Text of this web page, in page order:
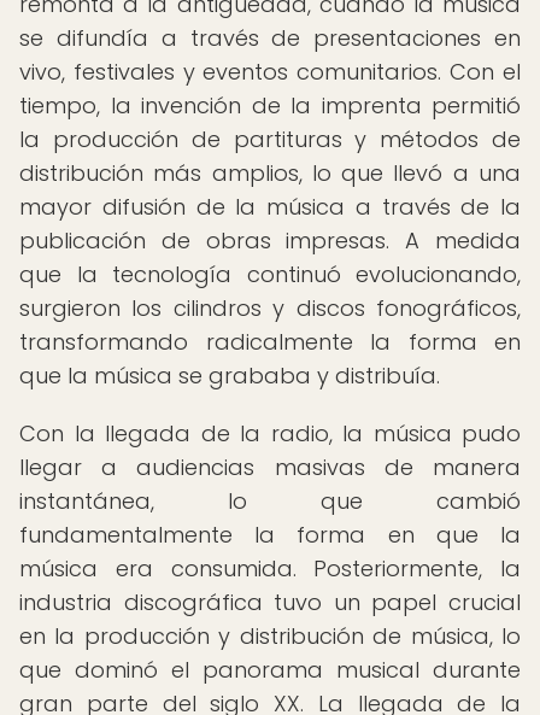
se difundía a través de presentaciones en
vivo, festivales y eventos comunitarios. Con el
tiempo, la invención de la imprenta permitió
la producción de partituras y métodos de
distribución más amplios, lo que llevó a una
mayor difusión de la música a través de la
publicación de obras impresas. A medida
que la tecnología continuó evolucionando,
surgieron los cilindros y discos fonográficos,
transformando radicalmente la forma en
que la música se grababa y distribuía.
Con la llegada de la radio, la música pudo
llegar a audiencias masivas de manera
instantánea, lo que cambió
fundamentalmente la forma en que la
música era consumida. Posteriormente, la
industria discográfica tuvo un papel crucial
en la producción y distribución de música, lo
que dominó el panorama musical durante
gran parte del siglo XX. La llegada de la